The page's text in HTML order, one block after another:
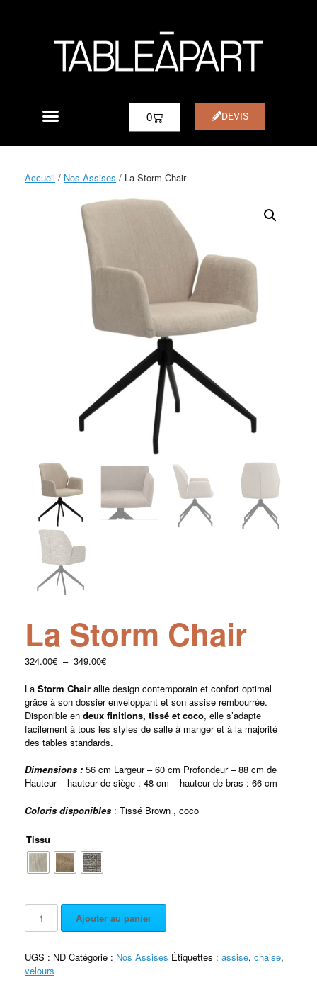
0 DEVIS
Accueil / Nos Assises / La Storm Chair
La Storm Chair
324.00€ – 349.00€
La Storm Chair allie design contemporain et confort optimal
grâce à son dossier enveloppant et son assise rembourrée.
Disponible en deux finitions, tissé et coco, elle s’adapte
facilement à tous les styles de salle à manger et à la majorité
des tables standards.
Dimensions : 56 cm Largeur – 60 cm Profondeur – 88 cm de
Hauteur – hauteur de siège : 48 cm – hauteur de bras : 66 cm
Coloris disponibles : Tissé Brown , coco
Tissu
Ajouter au panier
UGS : ND Catégorie : Nos Assises Étiquettes : assise, chaise,
velours